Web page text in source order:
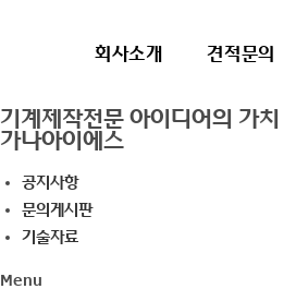
회사소개 견적문의
기계제작전문 아이디어의 가치
가나아이에스
공지사항
문의게시판
기술자료
Menu